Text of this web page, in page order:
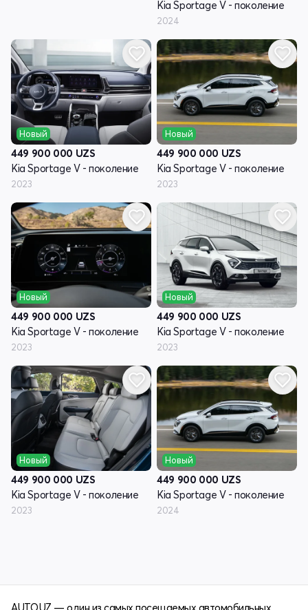
Kia Sportage V - поколение
2024
Новый
449 900 000 UZS
Kia Sportage V - поколение
2023
Новый
449 900 000 UZS
Kia Sportage V - поколение
2023
Новый
449 900 000 UZS
Kia Sportage V - поколение
2023
Новый
449 900 000 UZS
Kia Sportage V - поколение
2023
Новый
449 900 000 UZS
Kia Sportage V - поколение
2023
Новый
449 900 000 UZS
Kia Sportage V - поколение
2024
AUTO.UZ — один из самых посещаемых автомобильных